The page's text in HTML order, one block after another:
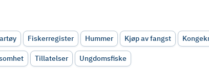
Fiskerregister Hummer Kjøp av fangst
Tillatelser Ungdomsfiske